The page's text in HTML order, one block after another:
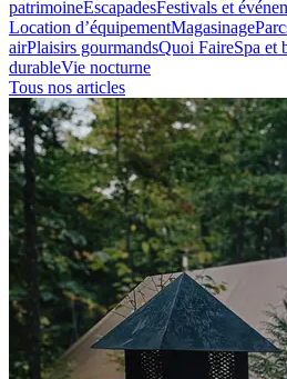
patrimoineEscapadesFestivals et
Location d’équipementMagasinage
airPlaisirs gourmandsQuoi FaireSpa et
durableVie nocturne
Tous nos articles